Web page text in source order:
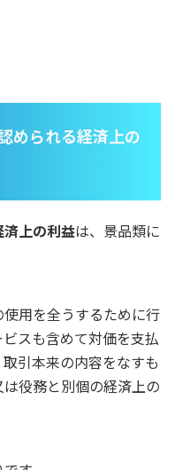
められる経済上の
上の利益は、景品類に
用を全うするために行
スも含めて対価を支払
引本来の内容をなすも
役務と別個の経済上の